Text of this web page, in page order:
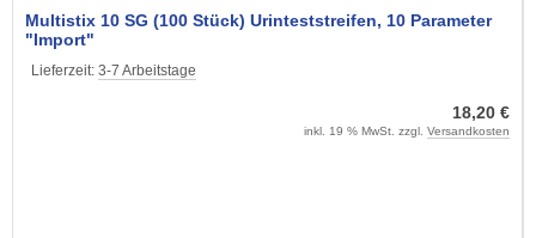
Multistix 10 SG (100 Stück) Urinteststreifen, 10 Parameter
"Import"
Lieferzeit: 3-7 Arbeitstage
18,20 €
inkl. 19 % MwSt. zzgl. Versandkosten